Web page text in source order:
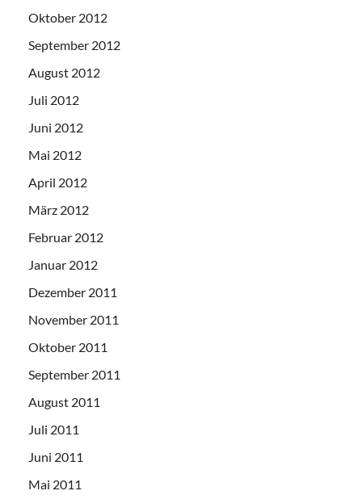
Oktober 2012
September 2012
August 2012
Juli 2012
Juni 2012
Mai 2012
April 2012
März 2012
Februar 2012
Januar 2012
Dezember 2011
November 2011
Oktober 2011
September 2011
August 2011
Juli 2011
Juni 2011
Mai 2011